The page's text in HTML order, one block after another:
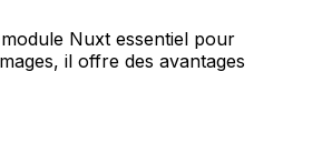
Nuxt essentiel pour
il offre des avantages